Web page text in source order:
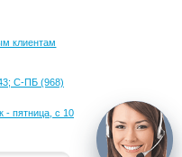
клиентам
С-ПБ (968)
- пятница, с 10